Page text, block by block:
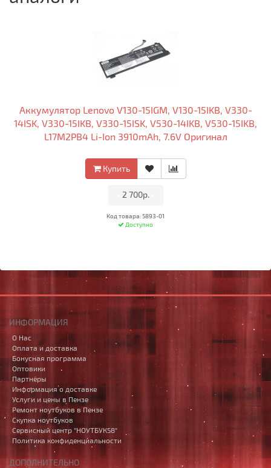
Аккумулятор Lenovo V130-15IGM, V130-15IKB, V330-
14ISK, V330-15IKB, V330-15ISK, V530-14IKB, V530-15IKB,
L17M2PB4 Li-Ion 3910mAh, 7.6V Оригинал
Купить
2 700р.
Код товара: 5893-01
Доступно
ИНФОРМАЦИЯ
О Нас
Оплата и доставка
Бонусная программа
Оптовики
Партнёры
Информация о доставке
Услуги и цены в Пензе
Ремонт ноутбуков в Пензе
Скупка ноутбуков
Сервисный центр "НОУТБУК58"
Политика конфиденциальности
ДОПОЛНИТЕЛЬНО